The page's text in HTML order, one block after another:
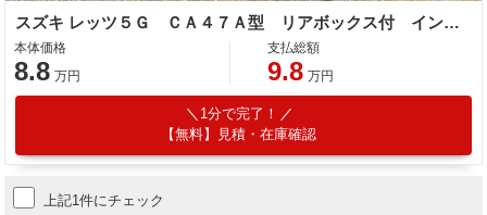
スズキ レッツ５Ｇ ＣＡ４７Ａ型 リアボックス付 インジェクション ４サイクル
本体価格
8.8 万円
支払総額
9.8 万円
1分で完了！
【無料】見積・在庫確認
上記1件にチェック